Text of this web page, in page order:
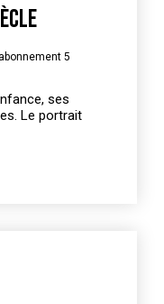
5
ses
Le portrait